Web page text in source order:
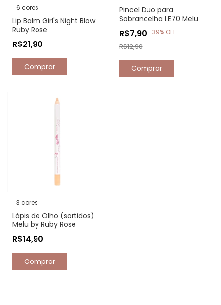
6 cores
Lip Balm Girl's Night Blow
Ruby Rose
R$21,90
Comprar
Pincel Duo para
Sobrancelha LE70 Melu
R$7,90 -39% OFF
R$12,90
3 cores
Lápis de Olho (sortidos)
Melu by Ruby Rose
R$14,90
Comprar